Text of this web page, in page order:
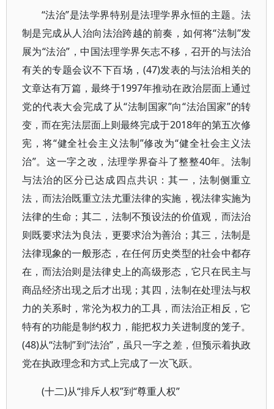
“法治”是法学界特别是法理学界永恒的主题。法
制是完成从人治向法治跨越的前奏，如何将“法制”发
展为“法治”，中国法理学界矢志不移，召开的与法治
有关的专题会议不下百场，(47)发表的与法治相关的
文章达有万篇，最终于1997年推动在政治层面上通过
党的代表大会完成了从“法制国家”向“法治国家”的转
变，而在宪法层面上则最终完成于2018年的第五次修
宪，将“健全社会主义法制”修改为“健全社会主义法
治”。这一字之改，法理学界奋斗了整整40年。法制
与法治的区分已达成四点共识：其一，法制侧重立
法，而法治既重立法尤重法律的实施，视法律实施为
法律的生命；其二，法制不预设法的价值观，而法治
则既要求法为良法，更要求治为善治；其三，法制是
法律现象的一般形态，在任何历史类型的社会中都存
在，而法治则是法律史上的高级形态，它只在民主与
商品经济出现之后才出现；其四，法制在处理法与权
力的关系时，常沦为权力的工具，而法治正相反，它
特有的功能是制约权力，能把权力关进制度的笼子。
(48)从“法制”到“法治”，虽只一字之差，但预示着执政
党在执政理念和方式上完成了一次飞跃。
(十二)从“排斥人权”到“尊重人权”